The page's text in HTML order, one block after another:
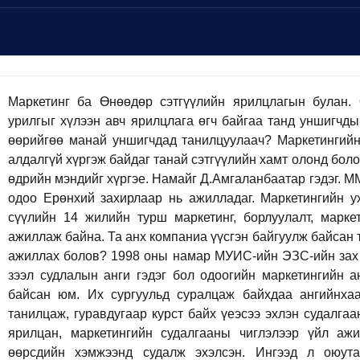
Маркетинг ба Өнөөдөр сэтгүүлийн ярилцлагын булан. Сайн байна уу? Юуны өмнө бидний урилгыг хүлээн авч ярилцлага өгч байгаа танд уншигчдынхаа өмнөөс талархал илэрхийлье. Та өөрийгөө манай уншигчдад танилцуулаач? Маркетингийн талаарх шинэ мэдээ, мэдээллийг цаг алдалгүй хүргэж байдаг танай сэтгүүлийн хамт олонд болон танай сэтгүүлийн нийт уншигчдад энэ өдрийн мэндийг хүргэе. Намайг Д.Амгаланбаатар гэдэг. MMCG ХХК-ийн үүсгэн байгуулагчдын нэг, одоо Ерөнхий захирлаар нь ажилладаг. Маркетингийн ухааны докторантурт суралцаж байгаа, сүүлийн 14 жилийн турш маркетинг, борлуулалт, маркетингийн судалгааны чиглэлээр дагнан ажиллаж байна. Та анх компаниа үүсгэн байгуулж байсан талаараа ярьвал. Яагаад энэ чиглэлээр ажиллах болов? 1998 оны намар МУИС-ийн ЭЗС-ийн зах зээл судлалын ангид элсэн орсон. Зах зээл судлалын анги гэдэг бол одоогийн маркетингийн анги юм л даа, тухайн үед ийм нэртэй байсан юм. Их сургуульд суралцаж байхдаа ангийнхаа Д.Бум-Эрдэнэ, Р.Шинэгэрэл хоёртой танилцаж, гуравдугаар курст байх үеэсээ эхлэн судалгааны компани хамтдаа байгуулах талаар ярилцан, маркетингийн судалгааны чиглэлээр үйл ажиллагаа явуулдаг гадны компаниудыг өөрсдийн хэмжээнд судалж эхэлсэн. Ингээд л оюутан байх хугацаандаа судалж байгаа хичээлүүдтэйгээ холбоотой, сурсан зүйлүүдээ ашиглаад хэд хэдэн судалгааны ажлыг хамтдаа хийж үзсэн нь амжилттай болж бидэнд урам өгсөн юм. Тэгээд нэг их удалгүй 4-р курст байхдаа буюу 2002 оны 2-р сарын 22-ны өдөр компаниа албан ёсоор байгуулсан. Нэрний хувьд компаниа Маркетинг консалтинг групп гэсэн нэртэйгээр байгуулах хүсэлт гаргасан боловч энэ нэр маань бүртгэлтэй байж таараад Монголын маркетинг консалтинг групп болгохоор тохиролцож нэрээ авсан юм. Зах зээлд эзлэх хувь хэмжээ болон зах зээлийн өсөлтийн хоорондын хамаарлыг харуулсан Бостон матрицын талаар маркетерууд андахгүй л дээ. Энэ матрицыг Бостон консалтинг групп гаргасан бөгөөд энэ нэрээрээ алдартай болсон байдаг. Бид тухайн үедээ Бостон консалтинг групп-ын нэрнээс будаа идэх л гэсэн санаатай байлаа. Одоо эргээд харахад бас ч боломжийн сайн нэр сонгож өгсөн санагддаг. Манай компанийн одоогийн хүрсэн төвшин, цаашдын зорилготой нэр маань сайн нийцэж байгаа. Бид хэдийгээр нийгэм, эдийн засгийн бүх төрлийн судалгааны ажлуудыг хийдэг ч Маркетингийн судалгааг Монгол Улсад хөгжүүлэх зорилго тавьж, энэ чиглэлд мэргэшсэн зөвлөх үйлчилгээний компани юм. Бид одоо компаниудын брэнд хөгжүүлэлтийн загварыг өөрчлөх, бизнесийн загварын хувьд сайжруулах, илүү судалгаанд суурилсан хэрэглэгч төвтэй менежментийн загварыг Монголд нэвтрүүлэхийг зорьж ажиллаж байгаа. Маркетингийн судалгаанаас гадна захиалагчийнхаа бизнес хөгжлийн загварт ахиц өөрчлөлт гаргахын тулд сургалт, зөвлөгөө зэрэг бүхий л чиглэлээр дэмжиж ажиллаж байгаа юм. Компаниа байгуулсны дараагаар хүндрэлүүд гарч байв уу? Мэдээж гарч байсан. Сургуулийн ширээний ардаас шууд судалгаа хийж, зөвлөгөө өгөхөд бидний зөвлөсний дагуу тухайн хүний бизнес сайжирна гэсэн дэврүүн бодолтой байлаа. Практик туршлага, онолын мэдлэг гээд ер нь маш олон зүйлээрээ бид учир дутагдалтай байсан. Тийм ч учраас захиалагч талд хийсэн ажлууд маань таалагдахгүй, тэдний санаанд нийцэхгүй байх тохиолдол их л гардаг байсан юм. Ер нь судалгаа, зөвлөх үйлчилгээний бизнес өөрөө мэдлэг, туршлагад суурилсан бизнес учраас хэрэглэгчийн хэрэгцээ шаардлагад нийцэхүйц чадамжтай болтлоо цаг хугацаа шаарддаг. Тэгвэл энэ хугацаанд олон зүйлийг олж мэдэж суралцсан байх. Зарим туршлагаасаа хуваалцвал? Жишээ нь бид 14 жил үйл ажиллагаа явуулсан хугацааныхаа 10 жилд нь Улаанбаатар хотыг, Монгол Улсыг төлөөлөх судалгааны түүвэрлэлтийг хэрхэн хийх аргачлалыг олон улсын зөвлөхүүдтэй хамтран хөгжүүлж байна. Судалгааны хичээл дээр санамсаргүй түүврийн аргаар судалгаа хийнэ гэхээр амархан юм шиг сонсогддог байсан. Эхний үедээ бид баг, хороон дээрх өрхийн жагсаалт дээр суурилдаг байсан. Гэтэл одоо Улаанбаатар хотод 5-аас дээш жил амьдарчихаад, тухайн хороондоо бүртгүүлээгүй иргэд бараг 10 орчим хувьтай байна. Тэгэхээр өрхийн бүртгэлд суурилан түүвэр хийхэд судалгааны үр төлөөлөх чадвар нь хангалтгүй болох талтай. Тиймээс бид Улаанбаатар хотын хороодыг хэсгүүдэд хуваан, газар зүйн мэдээллийн санг үүсгэн өөрсдөө тооллого хийж, тогтмол шинэчилдэг болсон. Түүвэр судалгаа гэдэг чинь магадлалын онол, математик статистикийн онол арга зүй дээр шууд суурилдаг. Ингэж байж эх олонлогоо буюу нийт Улаанбаатарчууд, Монголчуудын тухайн бүтээгдэхүүний хэрэглээний байдлыг бүрэн дүүрэн бодитой илэрхийлэх ёстой. Хэрвээ алдаатай хийгдвэл захиалагчийн бүхий л шийдвэр үйлдвэрлэлийн цар хүрээ, хөрөнгө оруулалтын хэмжээ худлаа болно. Нөгөө талаас нь харахад одоогоос 14 жилийн өмнө манай бизнесийн байгууллагуудын хөгжил сайнгүй, маркетингийн судалгаанд мөнгө зарцуулна гэдгийг ойлгодоггүй, маркетинг гэдэг зүйлээ ч сайн мэддэггүй үе байсан. Хэдий тийм байсан ч бид байгууллагууд дээр нэг бүрчлэн очиж өөрсдийгөө танилцуулаад, санал болгож байгаа ажлаа тайлбарлаад уйгагүй явдаг байлаа. 20 байгууллагаар орж танилцуулга хийхэд 1 нь л эргэж холбогддог байсан гэхээр ойлгогдох байх. Одоо бол бидний энэхүү салбарын зах зээл дээр судалгаа хийж хуримтлуулсан туршлага, нөгөө талаасаа захиалагчид, бизнес эрхлэгчдийн маань судалгааны ач холбогдолыг ойлгох байдал хоёр тэнцэж ирж байна гэж дүгнэж болохоор байна. Бид компаниудын бизнес хөгжлийн процесст өөрчлөлт хийх түвшинд илүү ойр ажиллах боломжтой болж байгаа юм. Энэ нь судалгааны хөгжилд маш чухал, илүү үр дүнтэй бодит бизнесийн шийдэл бий болгохуйц анализ дүгнэлтийг харилцагчдаа санал болгодог болно. Та судалгааны салбарт ажиллаад 14 жилийг ардаа үджээ. Маркетингийн судалгааны салбарын хөгжил 14 жилийн өмнө ямар байв, одоо ямар болсон, цаашид ямар болох төлөвтэй байна вэ? Энэ салбар 14 жилийн өмнөхтэй харьцуулбал хөгжсөн шүү. Гэхдээ бас л яагаа ч үгүй байна. Энэ салбарт ажиллаж эхлэх үедээ маркетингийн судалгаа дэлхий дахинд хэр өндөр түвшинд хөгжсөн юм